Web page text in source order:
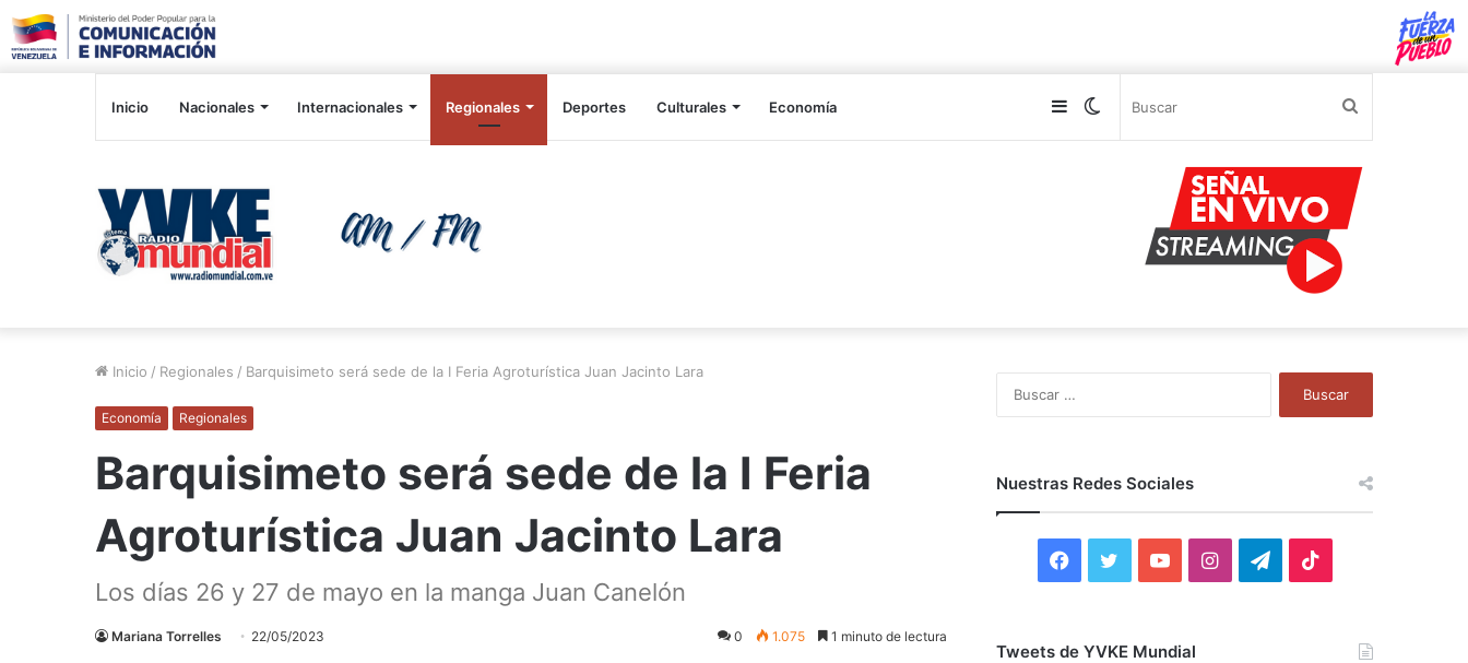
Inicio Nacionales Internacionales Regionales Deportes Culturales Economía Switch
Sidebar
Inicio / Regionales / Barquisimeto será sede de la I Feria Agroturística Juan Jacinto Lara
Economía Regionales
Barquisimeto será sede de la I Feria
Agroturística Juan Jacinto Lara
Los días 26 y 27 de mayo en la manga Juan Canelón
Mariana Torrelles 22/05/2023 0 1.075 1 minuto de lectura
Nuestras Redes Sociales
F
c
i
Y
u
I
T
Tweets de YVKE Mundial